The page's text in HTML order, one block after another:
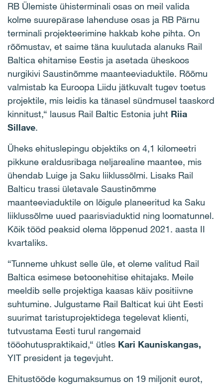
RB Ülemiste ühisterminali osas on meil valida
kolme suurepärase lahenduse osas ja RB Pärnu
terminali projekteerimine hakkab kohe pihta. On
rõõmustav, et saime täna kuulutada alanuks Rail
Baltica ehitamise Eestis ja asetada üheskoos
nurgikivi Saustinõmme maanteeviaduktile. Rõõmu
valmistab ka Euroopa Liidu jätkuvalt tugev toetus
projektile, mis leidis ka tänasel sündmusel taaskord
kinnitust,“ lausus Rail Baltic Estonia juht Riia
Sillave.
Üheks ehituslepingu objektiks on 4,1 kilomeetri
pikkune eraldusribaga neljarealine maantee, mis
ühendab Luige ja Saku liiklussõlmi. Lisaks Rail
Balticu trassi ületavale Saustinõmme
maanteeviaduktile on lõigule planeeritud ka Saku
liiklussõlme uued paarisviaduktid ning loomatunnel.
Kõik tööd peaksid olema lõppenud 2021. aasta II
kvartaliks.
“Tunneme uhkust selle üle, et oleme valitud Rail
Baltica esimese betoonehitise ehitajaks. Meile
meeldib selle projektiga kaasas käiv positiivne
suhtumine. Julgustame Rail Balticat kui üht Eesti
suurimat taristuprojektidega tegelevat klienti,
tutvustama Eesti turul rangemaid
tööohutuspraktikaid,“ ütles Kari Kauniskangas,
YIT president ja tegevjuht.
Ehitustööde kogumaksumus on 19 miljonit eurot,